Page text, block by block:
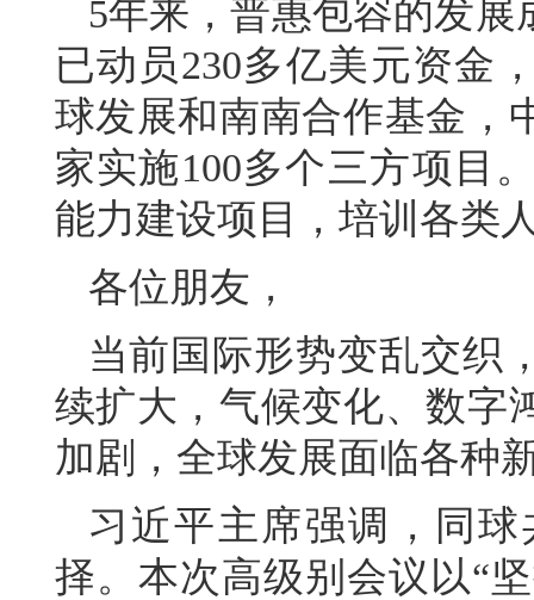
5年来，普惠包容的发
已动员230多亿美元资金
球发展和南南合作基金，
家实施100多个三方项目
能力建设项目，培训各类
各位朋友，
当前国际形势变乱交织
续扩大，气候变化、数字
加剧，全球发展面临各种
习近平主席强调，同
择。本次高级别会议以“